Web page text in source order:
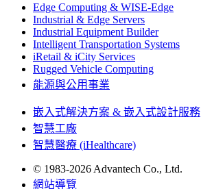
Edge Computing & WISE-Edge
Industrial & Edge Servers
Industrial Equipment Builder
Intelligent Transportation Systems
iRetail & iCity Services
Rugged Vehicle Computing
能源與公用事業
嵌入式解決方案 & 嵌入式設計服務
智慧工廠
智慧醫療 (iHealthcare)
© 1983-2026 Advantech Co., Ltd.
網站導覽